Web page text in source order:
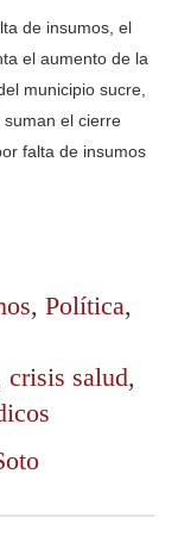
de insumos, el
el aumento de la
municipio sucre,
el cierre
falta de insumos
, Política,
crisis salud,